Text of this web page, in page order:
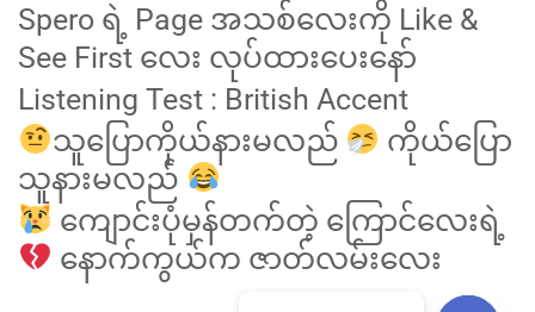
Spero ရဲ့ Page အသစ်လေးကို Like &
See First လေး လုပ်ထားပေးနော်
Listening Test : British Accent
သူပြောကိုယ်နားမလည်
ကိုယ်ပြော
သူနားမလည်
ကျောင်းပုံမှန်တက်တဲ့ ကြောင်လေးရဲ့
နောက်ကွယ်က ဇာတ်လမ်းလေး